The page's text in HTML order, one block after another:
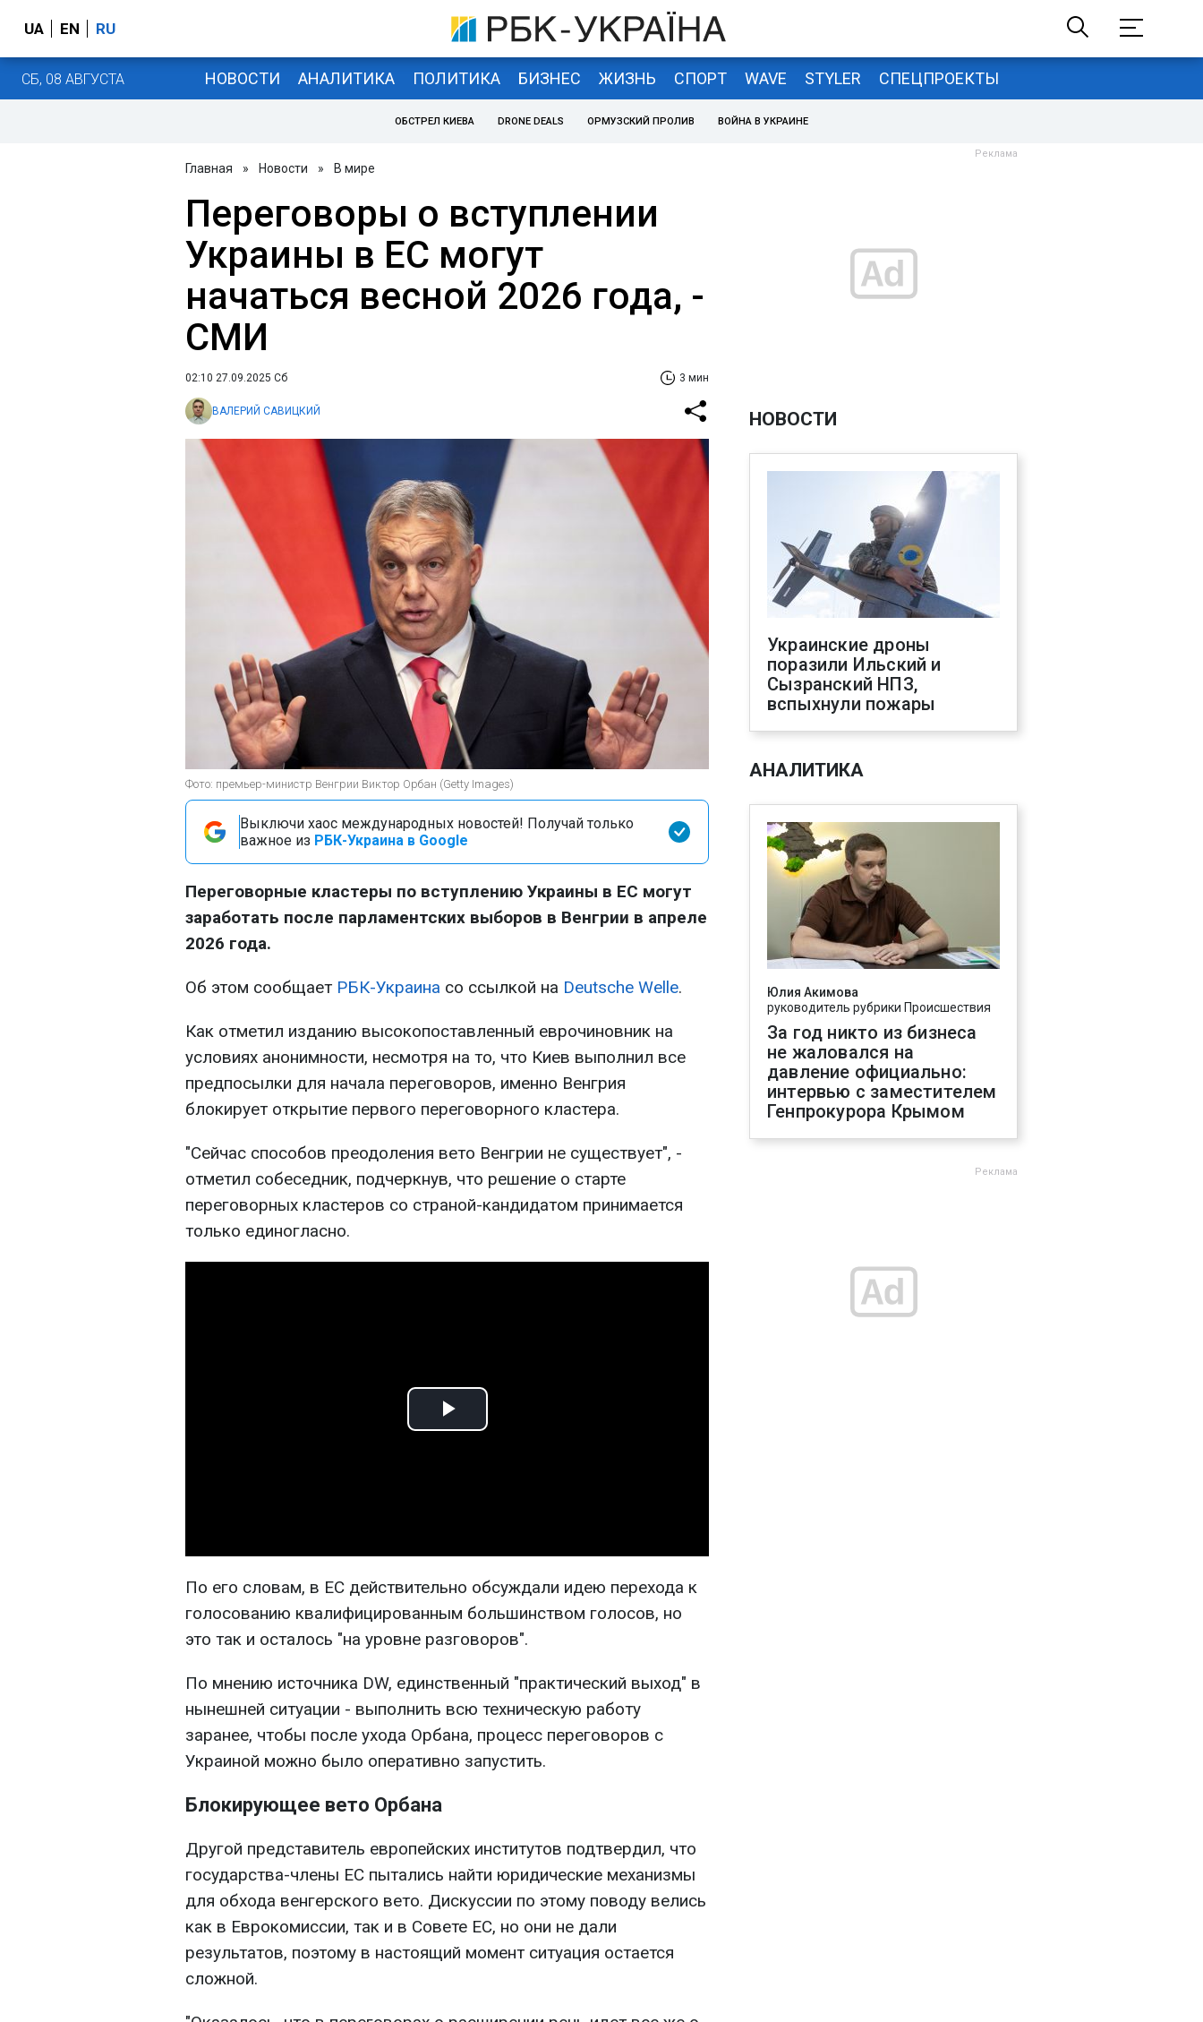
UA EN RU
СБ, 08 АВГУСТА НОВОСТИ АНАЛИТИКА ПОЛИТИКА БИЗНЕС ЖИЗНЬ СПОРТ WAVE STYLER СПЕЦПРОЕКТЫ
ОБСТРЕЛ КИЕВА DRONE DEALS ОРМУЗСКИЙ ПРОЛИВ ВОЙНА В УКРАИНЕ
Главная » Новости » В мире
Переговоры о вступлении
Украины в ЕС могут
начаться весной 2026 года, -
СМИ
02:10 27.09.2025 Сб 3 мин
ВАЛЕРИЙ САВИЦКИЙ
Фото: премьер-министр Венгрии Виктор Орбан (Getty Images)
Выключи хаос международных новостей! Получай только
важное из РБК-Украина в Google
Переговорные кластеры по вступлению Украины в ЕС могут
заработать после парламентских выборов в Венгрии в апреле
2026 года.
Об этом сообщает РБК-Украина со ссылкой на Deutsche Welle.
Как отметил изданию высокопоставленный еврочиновник на
условиях анонимности, несмотря на то, что Киев выполнил все
предпосылки для начала переговоров, именно Венгрия
блокирует открытие первого переговорного кластера.
"Сейчас способов преодоления вето Венгрии не существует", -
отметил собеседник, подчеркнув, что решение о старте
переговорных кластеров со страной-кандидатом принимается
только единогласно.
Play
По его словам, в ЕС действительно обсуждали идею перехода к
голосованию квалифицированным большинством голосов, но
это так и осталось "на уровне разговоров".
По мнению источника DW, единственный "практический выход" в
нынешней ситуации - выполнить всю техническую работу
заранее, чтобы после ухода Орбана, процесс переговоров с
Украиной можно было оперативно запустить.
Блокирующее вето Орбана
Другой представитель европейских институтов подтвердил, что
государства-члены ЕС пытались найти юридические механизмы
для обхода венгерского вето. Дискуссии по этому поводу велись
как в Еврокомиссии, так и в Совете ЕС, но они не дали
результатов, поэтому в настоящий момент ситуация остается
сложной.
НОВОСТИ
Украинские дроны
поразили Ильский и
Сызранский НПЗ,
вспыхнули пожары
АНАЛИТИКА
Юлия Акимова
руководитель рубрики Происшествия
За год никто из бизнеса
не жаловался на
давление официально:
интервью с заместителем
Генпрокурора Крымом